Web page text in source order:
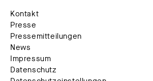
Kontakt
Presse
Pressemitteilungen
News
Impressum
Datenschutz